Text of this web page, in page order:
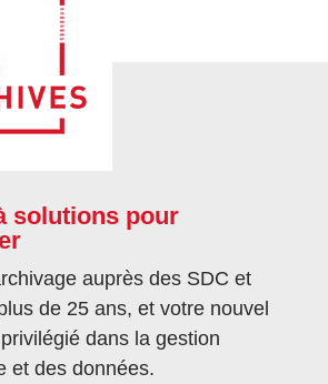
solutions pour
auprès des SDC et
de 25 ans, et votre nouvel
dans la gestion
et des données.